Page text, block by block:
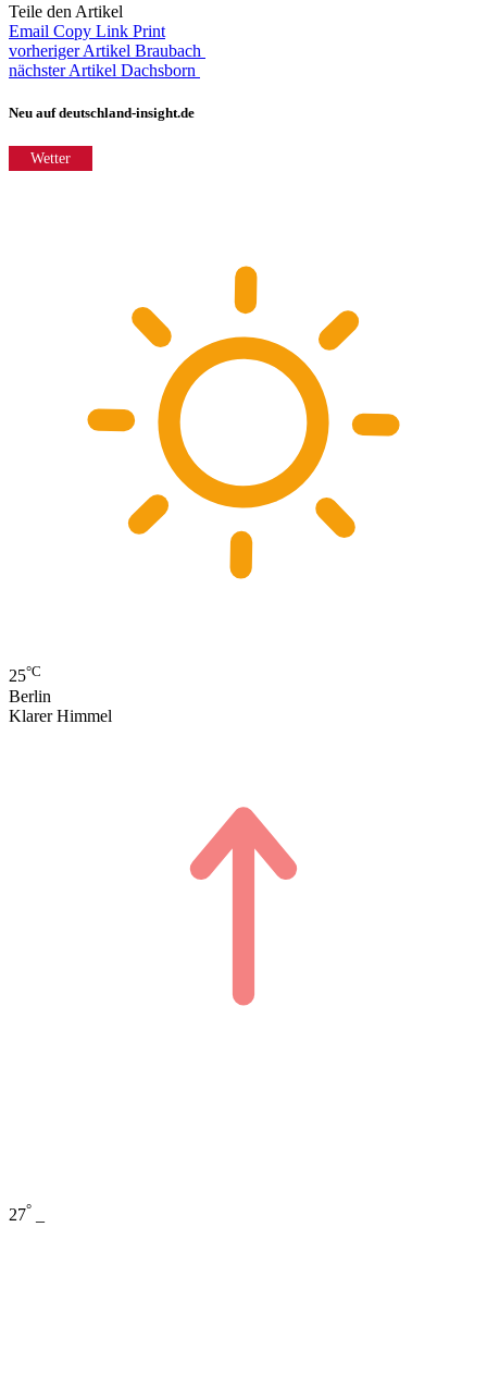
Teile den Artikel
Email Copy Link Print
vorheriger Artikel Braubach
nächster Artikel Dachsborn
Neu auf deutschland-insight.de
Wetter
25°C
Berlin
Klarer Himmel
27°